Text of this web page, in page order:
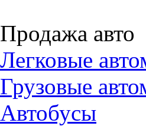
Продажа авто
Легковые
Грузовые
Автобусы